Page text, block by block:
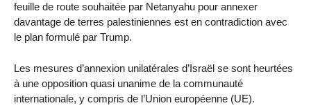
feuille de route souhaitée par Netanyahu pour annexer
davantage de terres palestiniennes est en contradiction avec
le plan formulé par Trump.
Les mesures d’annexion unilatérales d’Israël se sont heurtées
à une opposition quasi unanime de la communauté
internationale, y compris de l’Union européenne (UE).